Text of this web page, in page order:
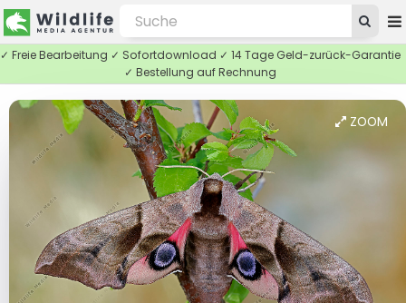
✓ Freie Bearbeitung ✓ Sofortdownload ✓ 14 Tage Geld-zurück-Garantie
✓ Bestellung auf Rechnung
ZOOM